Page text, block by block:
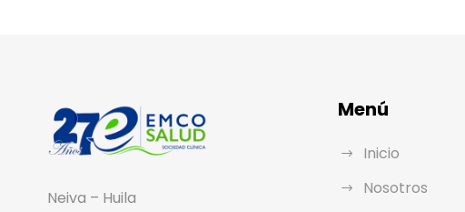
Neiva – Huila
Menú
Inicio
Nosotros